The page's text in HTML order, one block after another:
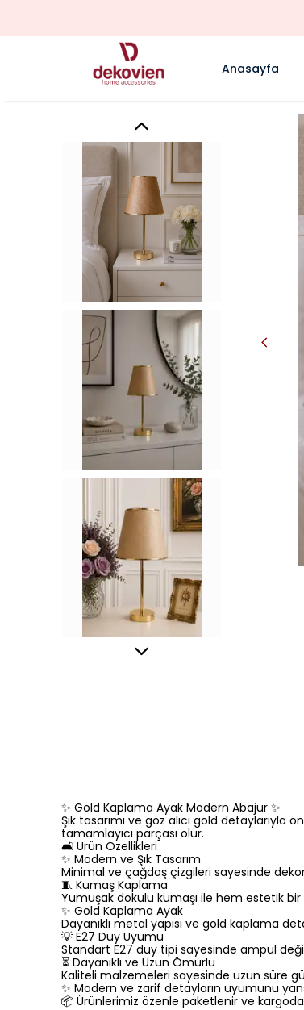
Anasayfa
✨ Gold Kaplama Ayak Modern Abajur ✨
Şık tasarımı ve göz alıcı gold
tamamlayıcı parçası olur.
🛋️ Ürün Özellikleri
✨ Modern ve Şık Tasarım
Minimal ve çağdaş çizgileri sayesinde
🧵 Kumaş Kaplama
Yumuşak dokulu kumaşı ile hem estetik
✨ Gold Kaplama Ayak
Dayanıklı metal yapısı ve gold kaplama
💡 E27 Duy Uyumu
Standart E27 duy tipi sayesinde ampul
⏳ Dayanıklı ve Uzun Ömürlü
Kaliteli malzemeleri sayesinde uzun süre
✨ Modern ve zarif detayların uyumunu
📦 Ürünlerimiz özenle paketlenir ve